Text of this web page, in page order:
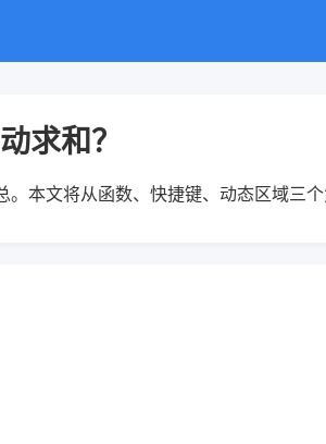
求和？
本文将从函数、快捷键、动态区域三